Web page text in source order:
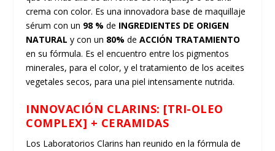
crema con color. Es una innovadora base de maquillaje
sérum con un 98 %de INGREDIENTES DE ORIGEN
NATURALy con un 80% deACCIÓN TRATAMIENTO
en su fórmula. Es el encuentro entre los pigmentos
minerales, para el color, y el tratamiento de los aceites
vegetales secos, para una piel intensamente nutrida.
INNOVACIÓN CLARINS: [TRI-OLEO
COMPLEX] + CERAMIDAS
Los Laboratorios Clarins han reunido en la fórmula de